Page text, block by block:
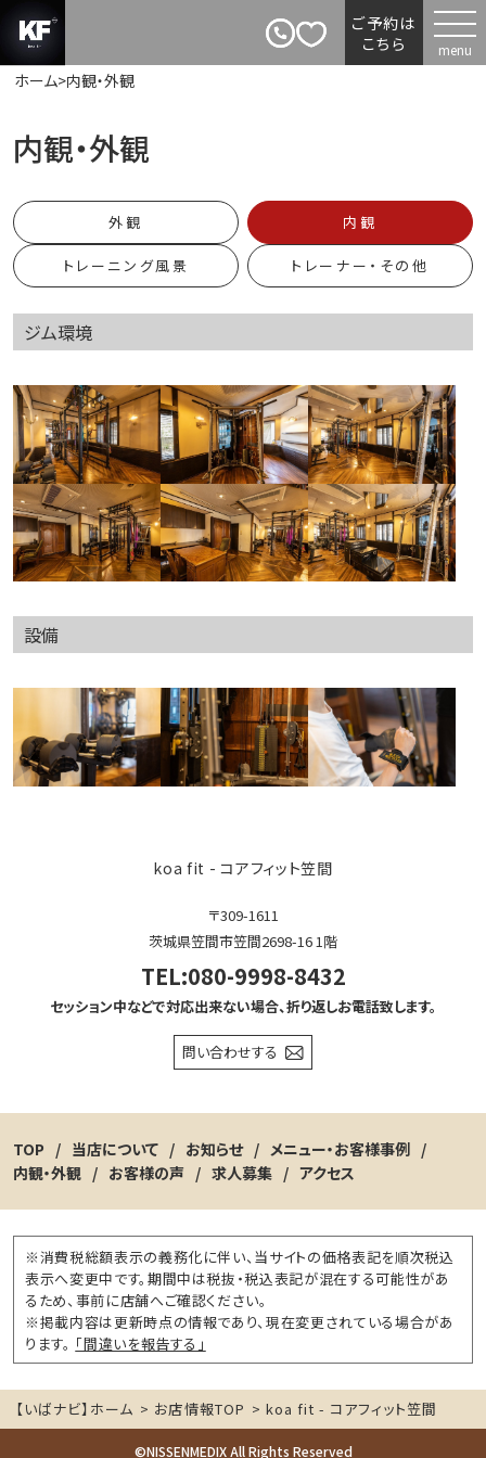
ご予約は
こちら
9
ホーム>内観・外観
内観・外観
外観 内観
トレーニング風景 トレーナー・その他
ジム環境
設備
koa fit - コアフィット笠間
〒309-1611
茨城県笠間市笠間2698-16 1階
TEL:080-9998-8432
セッション中などで対応出来ない場合、折り返しお電話致します。
問い合わせする
TOP 当店について お知らせ
メニュー・お客様事例
内観・外観
お客様の声 求人募集 アクセス
※消費税総額表示の義務化に伴い、当サイトの価格表記を順次税込
表示へ変更中です。期間中は税抜・税込表記が混在する可能性があ
るため、事前に店舗へご確認ください。
※掲載内容は更新時点の情報であり、現在変更されている場合があ
ります。 「間違いを報告する」
【いばナビ】ホーム > お店情報TOP > koa fit - コアフィット笠間
©NISSENMEDIX All Rights Reserved